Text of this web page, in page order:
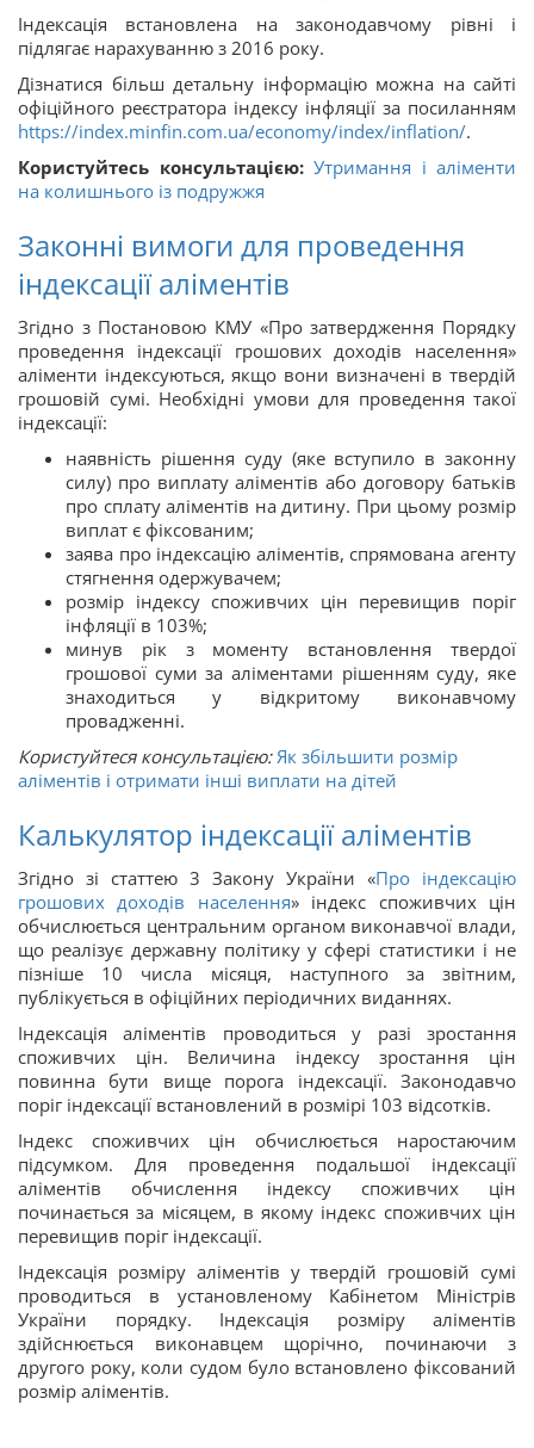
Індексація встановлена ​​на законодавчому рівні і
підлягає нарахуванню з 2016 року.
Дізнатися більш детальну інформацію можна на сайті
офіційного реєстратора індексу інфляції за посиланням
https://index.minfin.com.ua/economy/index/inflation/.
Користуйтесь консультацією: Утримання і аліменти
на колишнього із подружжя
Законні вимоги для проведення
індексації аліментів
Згідно з Постановою КМУ «Про затвердження Порядку
проведення індексації грошових доходів населення»
аліменти індексуються, якщо вони визначені в твердій
грошовій сумі. Необхідні умови для проведення такої
індексації:
наявність рішення суду (яке вступило в законну
силу) про виплату аліментів або договору батьків
про сплату аліментів на дитину. При цьому розмір
виплат є фіксованим;
заява про індексацію аліментів, спрямована агенту
стягнення одержувачем;
розмір індексу споживчих цін перевищив поріг
інфляції в 103%;
минув рік з моменту встановлення твердої
грошової суми за аліментами рішенням суду, яке
знаходиться у відкритому виконавчому
провадженні.
Користуйтеся консультацією: Як збільшити розмір
аліментів і отримати інші виплати на дітей
Калькулятор індексації аліментів
Згідно зі статтею 3 Закону України «Про індексацію
грошових доходів населення» індекс споживчих цін
обчислюється центральним органом виконавчої влади,
що реалізує державну політику у сфері статистики і не
пізніше 10 числа місяця, наступного за звітним,
публікується в офіційних періодичних виданнях.
Індексація аліментів проводиться у разі зростання
споживчих цін. Величина індексу зростання цін
повинна бути вище порога індексації. Законодавчо
поріг індексації встановлений в розмірі 103 відсотків.
Індекс споживчих цін обчислюється наростаючим
підсумком. Для проведення подальшої індексації
аліментів обчислення індексу споживчих цін
починається за місяцем, в якому індекс споживчих цін
перевищив поріг індексації.
Індексація розміру аліментів у твердій грошовій сумі
проводиться в установленому Кабінетом Міністрів
України порядку. Індексація розміру аліментів
здійснюється виконавцем щорічно, починаючи з
другого року, коли судом було встановлено фіксований
розмір аліментів.